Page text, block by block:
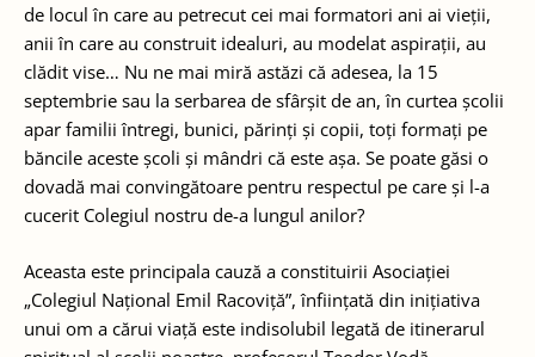
de locul în care au petrecut cei mai formatori ani ai vieții,
anii în care au construit idealuri, au modelat aspirații, au
clădit vise… Nu ne mai miră astăzi că adesea, la 15
septembrie sau la serbarea de sfârșit de an, în curtea școlii
apar familii întregi, bunici, părinți și copii, toți formați pe
băncile aceste școli și mândri că este așa. Se poate găsi o
dovadă mai convingătoare pentru respectul pe care și l-a
cucerit Colegiul nostru de-a lungul anilor?
Aceasta este principala cauză a constituirii Asociației
„Colegiul Național Emil Racoviță”, înființată din inițiativa
unui om a cărui viață este indisolubil legată de itinerarul